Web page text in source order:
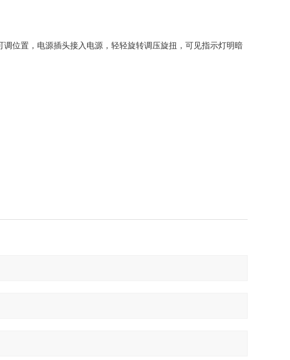
位置，电源插头接入电源，轻轻旋转调压旋扭，可见指示灯明暗